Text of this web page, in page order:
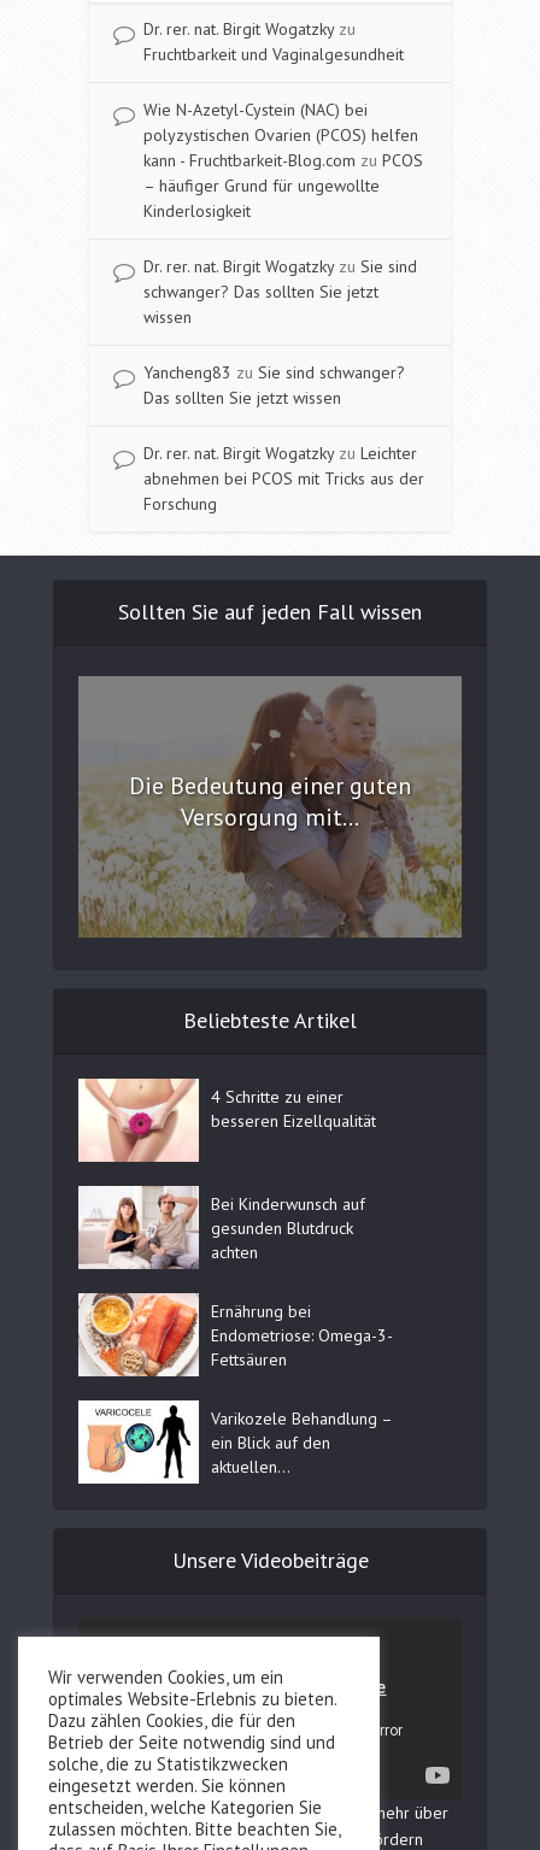
Dr. rer. nat. Birgit Wogatzkyzu
Fruchtbarkeit und Vaginalgesundheit
Wie N-Azetyl-Cystein (NAC) bei
polyzystischen Ovarien (PCOS) helfen
kann - Fruchtbarkeit-Blog.com zu PCOS
– häufiger Grund für ungewollte
Kinderlosigkeit
Dr. rer. nat. Birgit Wogatzkyzu Sie sind
schwanger? Das sollten Sie jetzt
wissen
Yancheng83 zu Sie sind schwanger?
Das sollten Sie jetzt wissen
Dr. rer. nat. Birgit Wogatzkyzu Leichter
abnehmen bei PCOS mit Tricks aus der
Forschung
Sollten Sie auf jeden Fall wissen
Die Bedeutung einer guten
Versorgung mit...
Beliebteste Artikel
4 Schritte zu einer
besseren Eizellqualität
Bei Kinderwunsch auf
gesunden Blutdruck
achten
Ernährung bei
Endometriose: Omega-3-
Fettsäuren
Varikozele Behandlung –
ein Blick auf den
aktuellen...
Unsere Videobeiträge
In unserem YouTube Kanal erfahren Sie mehr über
Fertilovit und wie Sie Ihre Fruchtbarkeit fördern
Wir verwenden Cookies, um ein
optimales Website-Erlebnis zu bieten.
Dazu zählen Cookies, die für den
Betrieb der Seite notwendig sind und
solche, die zu Statistikzwecken
eingesetzt werden. Sie können
entscheiden, welche Kategorien Sie
zulassen möchten. Bitte beachten Sie,